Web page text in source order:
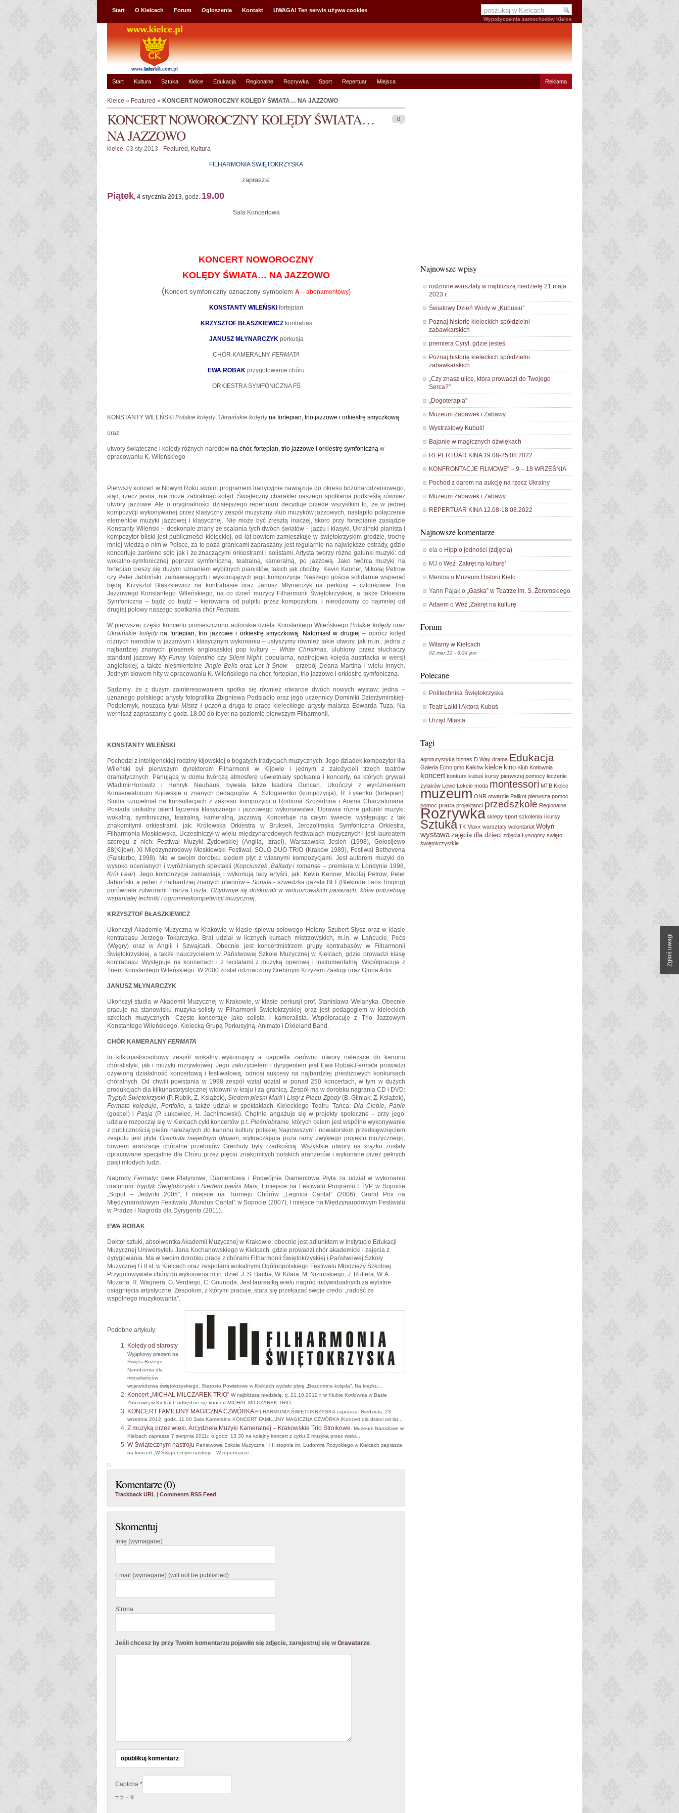
Start O Kielcach Forum Ogłoszenia Kontakt UWAGA! Ten serwis używa cookies
Wypożyczalnia samochodów Kielce
Start Kultura Sztuka Kielce Edukacja Regionalne Rozrywka Sport Repertuar Miejsca Reklama
Kielce » Featured » KONCERT NOWOROCZNY KOLĘDY ŚWIATA… NA JAZZOWO
0
KONCERT NOWOROCZNY KOLĘDY ŚWIATA…
NA JAZZOWO
kielce, 03 sty 2013 - Featured , Kultura
FILHARMONIA ŚWIĘTOKRZYSKA
zaprasza:
Piątek, 4 stycznia 2013, godz. 19.00
Sala Koncertowa
KONCERT NOWOROCZNY
KOLĘDY ŚWIATA… NA JAZZOWO
(Koncert symfoniczny oznaczony symbolem A – abonamentowy)
KONSTANTY WILEŃSKI fortepian
KRZYSZTOF BŁASZKIEWICZkontrabas
JANUSZ MŁYNARCZYKperkusja
CHÓR KAMERALNY FERMATA
EWA ROBAK przygotowanie chóru
ORKIESTRA SYMFONICZNA FŚ
KONSTANTY WILEŃSKI Polskie kolędy, Ukraińskie kolędy na fortepian, trio jazzowe i orkiestrę smyczkową
oraz
utwory świąteczne i kolędy różnych narodów na chór, fortepian, trio jazzowe i orkiestrę symfoniczną w
opracowaniu K. Wileńskiego
Pierwszy koncert w Nowym Roku swoim programem tradycyjnie nawiązuje do okresu bożonarodzeniowego,
stąd, rzecz jasna, nie może zabraknąć kolęd. Świąteczny charakter naszego spotkania podkreślą również
utwory jazzowe. Ale o oryginalności dzisiejszego repertuaru decyduje przede wszystkim to, że w jednej
kompozycji wykonywanej przez klasyczny zespół muzyczny i/lub muzyków jazzowych, nastąpiło połączenie
elementów muzyki jazzowej i klasycznej. Nie może być zresztą inaczej, skoro przy fortepianie zasiądzie
Konstanty Wileński – doskonale znany ze scalania tych dwóch światów – jazzu i klasyki. Ukraiński pianista i
kompozytor bliski jest publiczności kieleckiej, od lat bowiem zamieszkuje w świętokrzyskim grodzie, trochę
mniej wiedzą o nim w Polsce, za to poza granicami zapraszany jest regularnie na największe estrady, gdzie
koncertuje zarówno solo jak i ze znaczącymi orkiestrami i solistami. Artysta tworzy różne gatunki muzyki: od
wokalno-symfonicznej poprzez symfoniczną, teatralną, kameralną, po jazzową. Jako twórca muzyki na
fortepian cieszy się dużym uznaniem wybitnych pianistów, takich jak choćby: Kevin Kenner, Mikołaj Petrow
czy Peter Jabloński, zamawiających i wykonujących jego kompozycje. Naszego gościa solidarnie wspierać
będą: Krzysztof Błaszkiewicz na kontrabasie oraz Janusz Młynarczyk na perkusji – członkowie Tria
Jazzowego Konstantego Wileńskiego, na co dzień muzycy Filharmonii Świętokrzyskiej, a także Orkiestra
Symfoniczna – bądź co bądź – kierowana od pulpitu przez kompozytora, i nieodzowny co najmniej od
drugiej połowy naszego spotkania chór Fermata.
W pierwszej części koncertu pomieszczono autorskie dzieła Konstantego WileńskiegoPolskie kolędyoraz
Ukraińskie kolędy na fortepian, trio jazzowe i orkiestrę smyczkową. Natomiast w drugiej – oprócz kolęd
różnych narodów w jazzowym i klasycznym wykonaniu – usłyszymy również takie utwory, jak m.in.: jedna z
najbardziej znanych piosenek anglosaskiej pop kultury – White Christmas, ulubiony przez słuchaczy
standard jazzowy My Funny Valentine czy Silent Night, popularna, nastrojowa kolęda austriacka w wersji
angielskiej, a także nieśmiertelne Jingle BellsorazLet it Snow– przebój Deana Martina i wielu innych.
Jednym słowem hity w opracowaniu K. Wileńskiego na chór, fortepian, trio jazzowe i orkiestrę symfoniczną.
Sądzimy, że z dużym zainteresowaniem spotka się również otwarcie dwóch nowych wystaw: jedna –
uznanego polskiego artysty fotografika Zbigniewa Podsiadło oraz jego uczennicy Dominiki Dzierżymirskiej-
Podpłomyk, nosząca tytułMistrz i uczeń,a druga to prace kieleckiego artysty-malarza Edwarda Tuza. Na
wernisaż zapraszamy o godz. 18.00 do foyer na poziomie pierwszym Filharmonii.
KONSTANTY WILEŃSKI
Pochodzi z inteligenckiej rodziny kijowskiej o bogatych tradycjach muzycznych. Jego dziadek kompozytor
Ilia
Wileński był pierwszym dyrektorem Filharmonii w Kijowie i jednym z założycieli trzech teatrów
dramatycznych. Panującą w domu twórczą atmosferę uświetniały spotkania i koncerty, na których grywali
WładimirHorowitz i Henryk Neuhaus, bywała także Isadora Duncan. Ukończył z wyróżnieniem
Konserwatorium Kijowskie u znanych pedagogów: A. Sztogarenko (kompozycja), R. Łysenko (fortepian).
Studia uzupełniał na konsultacjach z zakresu kompozycji u Rodiona Szczedrina i Arama Chaczaturiana.
Posiada unikalny talent łączenia klasycznego i jazzowego wykonawstwa. Uprawia różne gatunki muzyki:
wokalną, symfoniczną, teatralną, kameralną, jazzową. Koncertuje na całym świecie, występując z tak
znakomitymi orkiestrami, jak: Królewska Orkiestra w Brukseli, Jerozolimska Symfoniczna Orkiestra,
Filharmonia Moskiewska. Uczestniczył w wielu międzynarodowych festiwalach muzycznych i jest laureatem
szeregu z nich:
Festiwal Muzyki Żydowskiej (Anglia, Izrael), WarszawskaJesień (1998),Gołosijewo
88(Kijów),XI Międzynarodowy Moskiewski Festiwal ,SOLO-DUO-TRIO (Kraków 1989), Festiwal Bethovena
(Falsterbo, 1998). Ma w swoim dorobku siedem płyt z własnymi kompozycjami. Jest autorem muzyki do
wysoko ocenianych i wyróżnianych spektakli (Kopciuszek, Ballady i romanse – premiera w Londynie 1998,
Król Lear). Jego kompozycje zamawiają i wykonują tacy artyści, jak: Kevin Kenner, Mikołaj Petrow, Peter
Jabłoński, a jeden z najbardziej znanych utworów – Sonata- szwedzka gazeta BLT (Blekinde Lans Tinging)
porównała zutworami Franza Liszta: Obydwoje są doskonali w wirtuozowskich pasażach, które potrzebują
wspaniałej techniki i ogromnejkompetencji muzycznej.
KRZYSZTOF BŁASZKIEWICZ
Ukończył Akademię Muzyczną w Krakowie w klasie śpiewu solowego Heleny Szubert-Słysz oraz w klasie
kontrabasu Jerzego Tokarczyka. Brał udział w licznych kursach mistrzowskich, m.in. w Łańcucie, Pećs
(Węgry) oraz w Anglii i Szwajcarii. Obecnie jest koncertmistrzem grupy kontrabasów w Filharmonii
Świętokrzyskiej, a także nauczycielem w Państwowej Szkole Muzycznej w Kielcach, gdzie prowadzi klasę
kontrabasu. Występuje na koncertach i z recitalami z muzyką operową i instrumentalną. Współpracuje z
Triem Konstantego Wileńskiego. W 2000 został odznaczony Srebrnym Krzyżem Zasługi oraz Gloria Artis.
JANUSZ MŁYNARCZYK
Ukończył studia w Akademii Muzycznej w Krakowie, w klasie perkusji prof. Stanisława Welanyka. Obecnie
pracuje na stanowisku muzyka-solisty w Filharmonii Świętokrzyskiej oraz jest pedagogiem w kieleckich
szkołach muzycznych. Często koncertuje jako solista i kameralista. Współpracuje z Trio Jazzowym
Konstantego Wileńskiego, Kielecką Grupą Perkusyjną, Animato i Dixieland Band.
CHÓR KAMERALNY FERMATA
to kilkunastoosobowy zespół wokalny wykonujący a cappella zarówno utwory należące do kanonu
chóralistyki, jak i muzyki rozrywkowej. Jego założycielem i dyrygentem jest Ewa Robak.Fermata prowadzi
ożywioną działalność koncertową i festiwalową, odnosi sukcesy na najbardziej prestiżowych konkursach
chóralnych. Od chwili powstania w 1998 zespół wziął udział w ponad 250 koncertach, w tym w dużych
produkcjach dla kilkunastotysięcznej widowni w kraju i za granicą. Zespół ma w dorobku nagrania CD i DVD:
Tryptyk Świętokrzyski (P. Rubik, Z. Książek), Siedem pieśni MariiiListy z Placu Zgody(B. Gliniak, Z. Książek),
Fermata kolęduje,Portfolio, a także udział w spektaklach Kieleckiego Teatru Tańca: Dla Ciebie, Panie
(gospel) i Pasja(P. Łukowiec, H. Jachimowski). Chętnie angażuje się w projekty społeczne – przy jego
udziale rozpoczął się w Kielcach cykl koncertów p.t. Pieśniobranie, których celem jest wspólne wykonywanie
z publicznością pieśni należących do kanonu kultury polskiej.Najnowszym i nowatorskim przedsięwzięciem
zespołu jest płyta Grechuta niejednym głosem, wykraczająca poza ramy zwykłego projektu muzycznego,
bowiem aranżacje chóralne przebojów Grechuty były rzadkością. Wszystkie utwory na krążku zostały
opracowane specjalnie dla Chóru przez pięciu znakomitych polskich aranżerów i wykonane przez pełnych
pasji młodych ludzi.
Nagrody Fermaty: dwie Platynowe, Diamentowa i Podwójnie Diamentowa Płyta za udział w wykonaniu
oratorium Tryptyk ŚwiętokrzyskiiSiedem pieśni Marii; I miejsce na Festiwalu Programu I TVP w Sopocie
„Sopot – Jedynki 2005”; I miejsce na Turnieju Chórów „Legnica Cantat” (2006); Grand Prix na
Międzynarodowym Festiwalu „Mundus Cantat” w Sopocie (2007); I miejsce na Międzynarodowym Festiwalu
w Pradze i Nagroda dla Dyrygenta (2011).
EWA ROBAK
Doktor sztuki, absolwentka Akademii Muzycznej w Krakowie; obecnie jest adiunktem w Instytucie Edukacji
Muzycznej Uniwersytetu Jana Kochanowskiego w Kielcach, gdzie prowadzi chór akademicki i zajęcia z
dyrygowania. Ma w swoim dorobku pracę z chórami Filharmonii Świętokrzyskiej i Państwowej Szkoły
Muzycznej I i II st. w Kielcach oraz zespołami wokalnymi Ogólnopolskiego Festiwalu Młodzieży Szkolnej.
Przygotowywała chóry do wykonania m.in. dzieł: J. S. Bacha, W. Kilara, M. Niziurskiego, J. Ruttera, W. A.
Mozarta, R. Wagnera, G. Verdiego, C. Gounoda. Jest laureatką wielu nagród indywidualnych za wybitne
osiągnięcia artystyczne. Zespołom, z którymi pracuje, stara się przekazać swoje credo: „radość ze
wspólnego muzykowania”.
Podobne artykuły:
Kolędy od starosty
Wyjątkowy prezent na
Święta Bożego
Narodzenia dla
mieszkańców
województwa świętokrzyskiego. Starosto Powiatowe w Kielcach wydało płytę „Bezdomna kolęda”. Na krążku...
Koncert „MICHAŁ MILCZAREK TRIO” W najbliższą niedzielę, tj. 21.10.2012 r. w Klubie Kotłownia w Bazie
Zbożowej w Kielcach odbędzie się koncert MICHAŁ MILCZAREK TRIO....
KONCERT FAMILIJNY MAGICZNA CZWÓRKA FILHARMONIA ŚWIĘTOKRZYSKA zaprasza: Niedziela, 23
września 2012, godz. 11.00 Sala Kameralna KONCERT FAMILIJNY MAGICZNA CZWÓRKA (Koncert dla dzieci od lat...
Z muzyką przez wieki. Arcydzieła Muzyki Kameralnej – Krakowskie Trio Stroikowe. Muzeum Narodowe w
Kielcach zaprasza 7 sierpnia 2011r. o godz. 13.30 na kolejny koncert z cyklu Z muzyką przez wieki....
W Świątecznym nastroju Państwowa Szkoła Muzyczna I i II stopnia im. Ludomira Różyckiego w Kielcach zaprasza
na koncert „W Świątecznym nastroju”. W repertuarze...
Komentarze (0)
Trackback URL | Comments RSS Feed
Skomentuj
Imię (wymagane)
Email (wymagane) (will not be published)
Strona
Jeśli chcesz by przy Twoim komentarzu pojawiło się zdjęcie, zarejestruj się wGravatarze.
Captcha *
= 5 + 9
Najnowsze wpisy
rodzinne warsztaty w najbliższą niedzielę 21 maja
2023 r.
Światowy Dzień Wody w „Kubusiu”
Poznaj historię kieleckich spółdzielni
zabawkarskich
premiera Cyryl, gdzie jesteś
Poznaj historię kieleckich spółdzielni
zabawkarskich
„Czy znasz ulicę, która prowadzi do Twojego
Serca?”
„Dogoterapia”
Muzeum Zabawek i Zabawy
Wystrzałowy Kubuś!
Bajanie w magicznych dźwiękach
REPERTUAR KINA 19.08-25.08.2022
KONFRONTACJE FILMOWE” – 9 – 18 WRZEŚNIA
Pochód z darem na aukcję na rzecz Ukrainy
Muzeum Zabawek i Zabawy
REPERTUAR KINA 12.08-18.08.2022
Najnowsze komentarze
ela o Hipp o jedności (zdjęcia)
MJ o Weź ‚Zakręt na kulturę’
Mentos o Muzeum Historii Kielc
Yann Pajak o „Gąska” w Teatrze im. S. Żeromskiego
Adaem o Weź ‚Zakręt na kulturę’
Forum
Witamy w Kielcach
02.mar.12 - 5:24 pm
Polecane
Politechnika Świętokrzyska
Teatr Lalki i Aktora Kubuś
Urząd Miasta
Tagi
agroturystyka biznes D.Way drama Edukacja
Galeria Echo gmo Kałków kielce kino Klub Kotłownia
koncert konkurs kubuś kursy pierwszej pomocy leczenie
żylaków Lewe Łokcie moda montessori MTB Kielce
muzeum ONR otwarcie Palikot pierwsza pomoc
pomoc praca projektanci przedszkole Regionalne
Rozrywka sklepy sport szkolenia i kursy
Sztuka TK Maxx warsztaty wolontariat Wołyń
wystawa zajęcia dla dzieci zdjęcia Łysogóry święto
świętokrzystkie
Zgłoś uwagi